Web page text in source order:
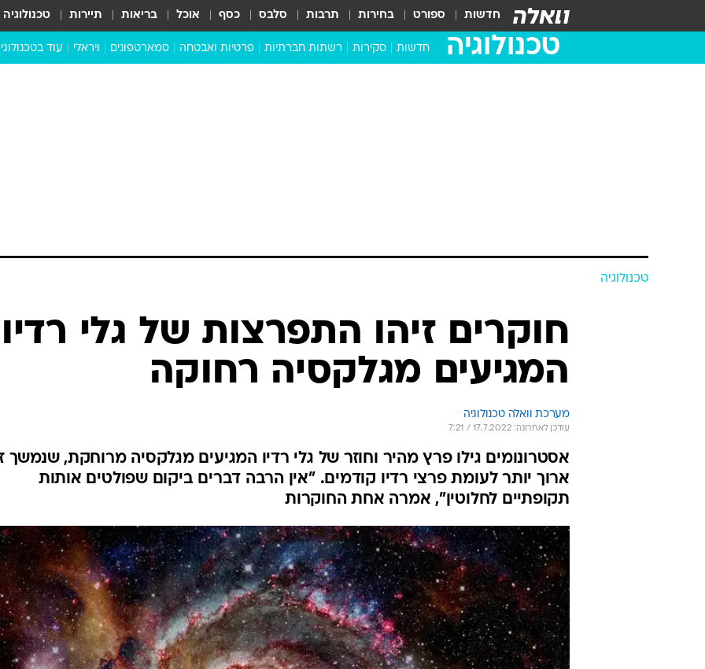
חדשות ספורט בחירות תרבות סלבס כסף אוכל בריאות תיירות טכנולוגיה
טכנולוגיה חדשות סקירות רשתות חברתיות פרטיות ואבטחה סמארטפונים ויראלי עוד
טכנולוגיה
חוקרים זיהו התפרצות של גלי רדיו
המגיעים מגלקסיה רחוקה
מערכת וואלה טכנולוגיה
עודכן לאחרונה: 17.7.2022 / 7:21
אסטרונומים גילו פרץ מהיר וחוזר של גלי רדיו המגיעים מגלקסיה מרוחקת, שנמשך
ארוך יותר לעומת פרצי רדיו קודמים. "אין הרבה דברים ביקום שפולטים אותות
תקופתיים לחלוטין", אמרה אחת החוקרות